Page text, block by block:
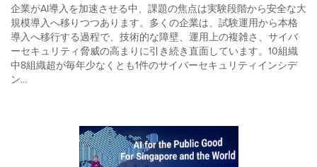
企業がAI導入を加速させる中、課題の焦点は実験段階から安全な大
規模導入へ移りつつあります。多くの企業は、試験運用から本格
導入へ移行する過程で、技術的な障壁、運用上の複雑さ、サイバ
ーセキュリティ脅威の高まりに引き続き直面しています。10組織
中8組織超が毎年少なくとも1件のサイバーセキュリティインシデ
ン...